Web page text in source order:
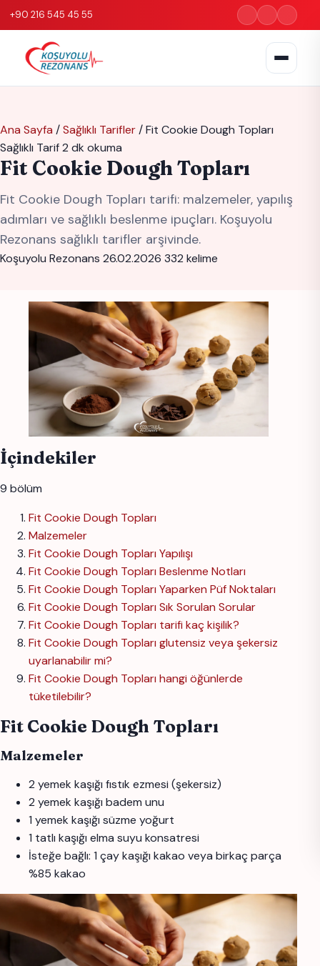
+90 216 545 45 55
Ana Sayfa /Sağlıklı Tarifler/Fit Cookie Dough Topları
Sağlıklı Tarif2 dk okuma
Fit Cookie Dough Topları
Fit Cookie Dough Topları tarifi: malzemeler, yapılış
adımları ve sağlıklı beslenme ipuçları. Koşuyolu
Rezonans sağlıklı tarifler arşivinde.
Koşuyolu Rezonans 26.02.2026 332 kelime
İçindekiler
9 bölüm
Fit Cookie Dough Topları
Malzemeler
Fit Cookie Dough Topları Yapılışı
Fit Cookie Dough Topları Beslenme Notları
Fit Cookie Dough Topları Yaparken Püf Noktaları
Fit Cookie Dough Topları Sık Sorulan Sorular
Fit Cookie Dough Topları tarifi kaç kişilik?
Fit Cookie Dough Topları glutensiz veya şekersiz
uyarlanabilir mi?
Fit Cookie Dough Topları hangi öğünlerde
tüketilebilir?
Fit Cookie Dough Topları
Malzemeler
2 yemek kaşığı fıstık ezmesi (şekersiz)
2 yemek kaşığı badem unu
1 yemek kaşığı süzme yoğurt
1 tatlı kaşığı elma suyu konsatresi
İsteğe bağlı: 1 çay kaşığı kakao veya birkaç parça
%85 kakao